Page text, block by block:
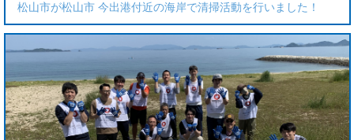
松山市が松山市 今出港付近の海岸で清掃活動を行いました！